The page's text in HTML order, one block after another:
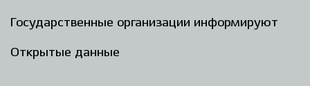
Государственные организации информируют
Открытые данные